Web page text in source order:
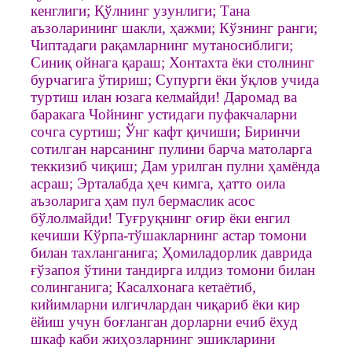
кенглиги; Қўлнинг узунлиги; Тана
аъзоларининг шакли, ҳажми; Кўзнинг ранги;
Чиптадаги рақамларнинг мутаносиблиги;
Синиқ ойнага қараш; Хонтахта ёки столнинг
бурчагига ўтириш; Супурги ёки ўқлов учида
туртиш илан юзага келмайди! Даромад ва
баракага Чойнинг устидаги пуфакчаларни
сочга суртиш; Ўнг кафт қичиши; Биринчи
сотилган нарсанинг пулини барча матоларга
теккизиб чиқиш; Дам урилган пулни ҳамёнда
асраш; Эрталабда ҳеч кимга, ҳатто оила
аъзоларига ҳам пул бермаслик асос
бўлолмайди! Туғруқнинг оғир ёки енгил
кечиши Кўрпа-тўшакларнинг астар томони
билан тахланганига; Ҳомиладорлик даврида
ғўзапоя ўтини тандирга илдиз томони билан
солинганига; Касалхонага кетаётиб,
кийимларни илгичлардан чиқариб ёки кир
ёйиш учун боғланган дорларни ечиб ёхуд
шкаф каби жиҳозларнинг эшикларини